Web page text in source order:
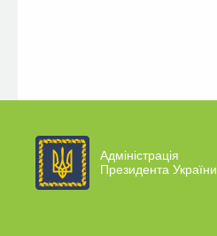
Адміністрація
Президента України